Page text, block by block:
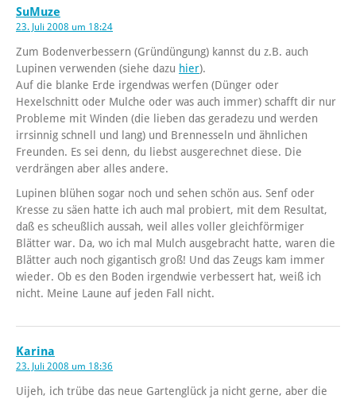
SuMuze
23. Juli 2008 um 18:24
Zum Bodenverbessern (Gründüngung) kannst du z.B. auch
Lupinen verwenden (siehe dazu hier).
Auf die blanke Erde irgendwas werfen (Dünger oder
Hexelschnitt oder Mulche oder was auch immer) schafft dir nur
Probleme mit Winden (die lieben das geradezu und werden
irrsinnig schnell und lang) und Brennesseln und ähnlichen
Freunden. Es sei denn, du liebst ausgerechnet diese. Die
verdrängen aber alles andere.
Lupinen blühen sogar noch und sehen schön aus. Senf oder
Kresse zu säen hatte ich auch mal probiert, mit dem Resultat,
daß es scheußlich aussah, weil alles voller gleichförmiger
Blätter war. Da, wo ich mal Mulch ausgebracht hatte, waren die
Blätter auch noch gigantisch groß! Und das Zeugs kam immer
wieder. Ob es den Boden irgendwie verbessert hat, weiß ich
nicht. Meine Laune auf jeden Fall nicht.
Karina
23. Juli 2008 um 18:36
Uijeh, ich trübe das neue Gartenglück ja nicht gerne, aber die